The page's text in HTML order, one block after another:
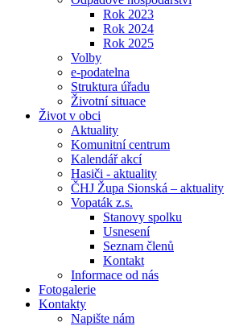
Rok 2023
Rok 2024
Rok 2025
Volby
e-podatelna
Struktura úřadu
Životní situace
Život v obci
Aktuality
Komunitní centrum
Kalendář akcí
Hasiči - aktuality
ČHJ Župa Sionská – aktuality
Vopaták z.s.
Stanovy spolku
Usnesení
Seznam členů
Kontakt
Informace od nás
Fotogalerie
Kontakty
Napište nám